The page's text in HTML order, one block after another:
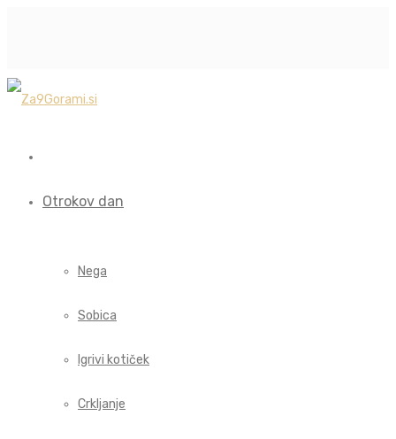
Otrokov dan
Nega
Sobica
Igrivi kotiček
Crkljanje